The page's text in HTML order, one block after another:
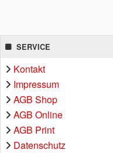
SERVICE
Kontakt
Impressum
AGB Shop
AGB Online
AGB Print
Datenschutz